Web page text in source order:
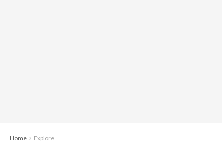
Home Explore